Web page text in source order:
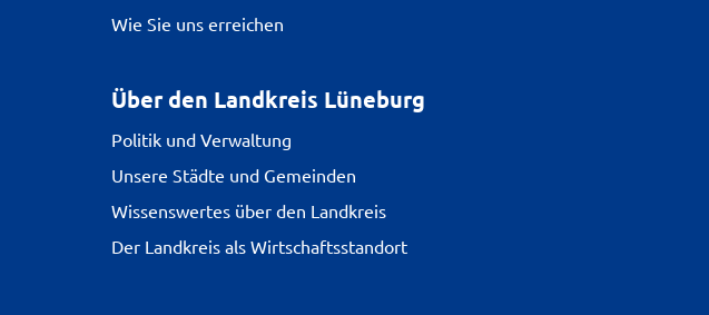
Wie Sie uns erreichen
Über den Landkreis Lüneburg
Politik und Verwaltung
Unsere Städte und Gemeinden
Wissenswertes über den Landkreis
Der Landkreis als Wirtschaftsstandort